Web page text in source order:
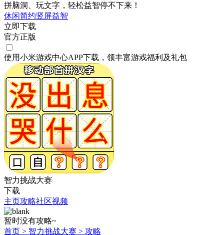
拼脑洞、玩文字，轻松益智停不下来！
休闲简约竖屏益智
立即下载
官方正版
使用小米游戏中心APP下载 ，领丰富游戏福利 及礼包
智力挑战大赛
下载
主页攻略社区视频
暂时没有攻略~
首页 > 智力挑战大赛 > 攻略